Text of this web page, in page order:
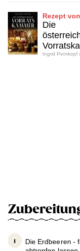
Rezept
Die
Ingrid Pernkopf
Die Erdbeeren -